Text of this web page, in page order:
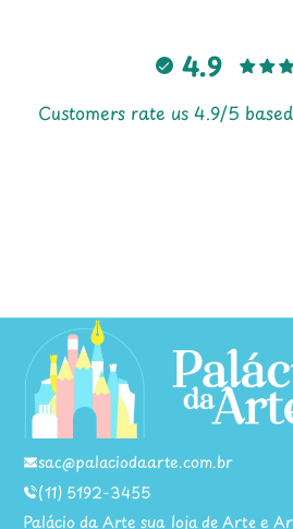
05/08/2026
Anônimo
Ótimo produto!
4.9
Customers rate us 4.9/5
sac@palaciodaarte.com.br
(11) 5192-3455
Palácio da Arte sua loja de Arte e